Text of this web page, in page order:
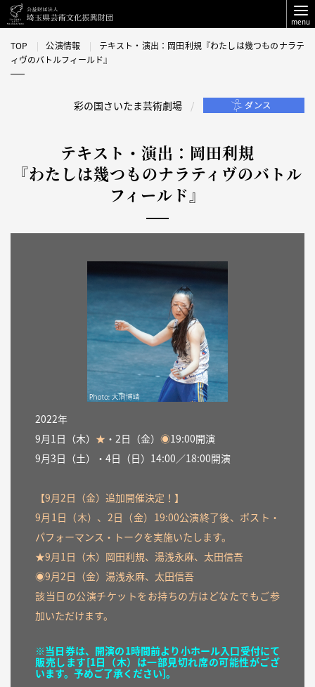
menu
TOP 公演情報
テキスト・演出：岡田利規『わたしは幾つものナラテ
ィヴのバトルフィールド』
彩の国さいたま芸術劇場
テキスト・演出：岡田利規
『わたしは幾つものナラティヴのバトル
フィールド』
2022年
9月1日（木） ★ ・2日（金） ◉19:00開演
9月3日（土）・4日（日）14:00／18:00開演
【9月2日（金）追加開催決定！】
9月1日（木）、2日（金）19:00公演終了後、ポスト・
パフォーマンス・トークを実施いたします。
★9月1日（木）岡田利規、湯浅永麻、太田信吾
◉9月2日（金）湯浅永麻、太田信吾
該当日の公演チケットをお持ちの方はどなたでもご参
加いただけます。
※当日券は、開演の1時間前より小ホール入口受付にて
販売します[1日（木）は一部見切れ席の可能性がござ
います。予めご了承ください]。